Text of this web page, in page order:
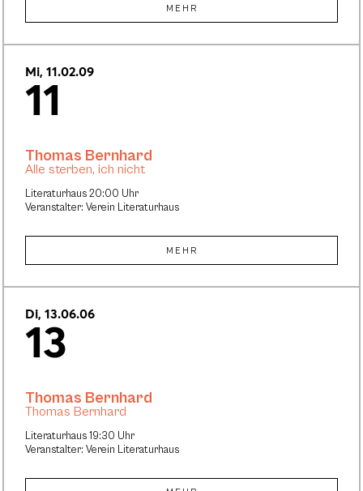
MEHR
Mi, 11.02.09
11
Literaturhaus 20:00 Uhr
Veranstalter: Verein Literaturhaus
Thomas Bernhard
Alle sterben, ich nicht
MEHR
Di, 13.06.06
13
Literaturhaus 19:30 Uhr
Veranstalter: Verein Literaturhaus
Thomas Bernhard
Thomas Bernhard